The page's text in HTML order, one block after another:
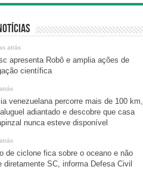
atrás
apresenta Robô e amplia ações de
científica
venezuelana percorre mais de 100 km,
adiantado e descobre que casa
nunca esteve disponível
de ciclone fica sobre o oceano e não
diretamente SC, informa Defesa Civil